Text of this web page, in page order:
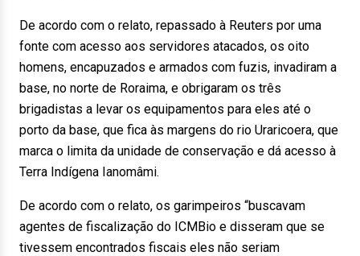
De acordo com o relato, repassado à Reuters por uma
fonte com acesso aos servidores atacados, os oito
homens, encapuzados e armados com fuzis, invadiram a
base, no norte de Roraima, e obrigaram os três
brigadistas a levar os equipamentos para eles até o
porto da base, que fica às margens do rio Uraricoera, que
marca o limita da unidade de conservação e dá acesso à
Terra Indígena Ianomâmi.
De acordo com o relato, os garimpeiros “buscavam
agentes de fiscalização do ICMBio e disseram que se
tivessem encontrados fiscais eles não seriam